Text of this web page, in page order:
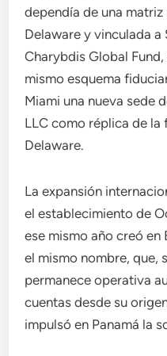
dependía de una
Delaware y vinculada a
Charybdis Global
mismo esquema
Miami una nueva sede
LLC como réplica de la
Delaware.
La expansión
el establecimiento de
ese mismo año creó en
el mismo nombre, que,
permanece operativa
cuentas desde su
impulsó en Panamá la